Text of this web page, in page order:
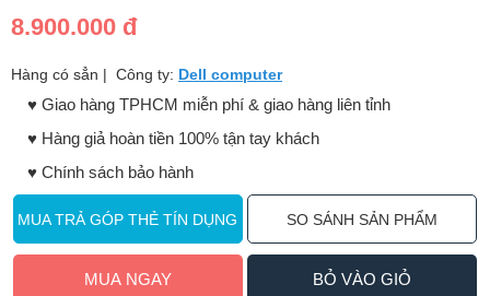
8.900.000 đ
Hàng có sẳn | Công ty: Dell computer
♥️ Giao hàng TPHCM miễn phí & giao hàng liên tỉnh
♥️ Hàng giả hoàn tiền 100% tận tay khách
♥️ Chính sách bảo hành
MUA TRẢ GÓP THẺ TÍN DỤNG SO SÁNH SẢN PHẨM
MUA NGAY BỎ VÀO GIỎ